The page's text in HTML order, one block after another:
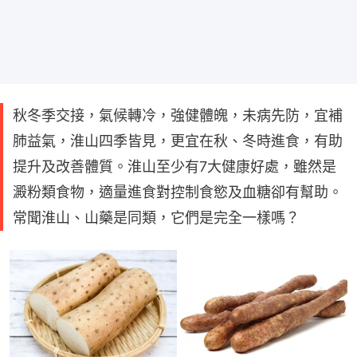
秋冬季交接，氣候轉冷，強健體魄，未病先防，宜補
肺益氣，淮山四季皆見，更宜在秋、冬時進食，有助
提升及改善體質。淮山至少有7大健康好處，雖然是
澱粉類食物，適量進食對控制食慾及血糖卻有幫助。
常聞淮山、山藥是同類，它們是完全一樣嗎？